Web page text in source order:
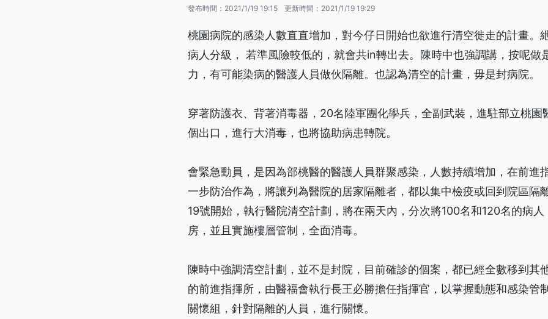
發布時間： 2021/1/19 19:15 更新時間： 2021/1/19 19:29
桃園病院的感染人數直直增加，對今仔日開始也欲進行清空徙走的計畫。
病人分級， 若準風險較低的，就會共in轉出去。陳時中也強調講，按呢做
力，有可能染病的醫護人員做伙隔離。也認為清空的計畫，毋是封病院。
穿著防護衣、背著消毒器，20名陸軍團化學兵，全副武裝，進駐部立桃園
個出口，進行大消毒，也將協助病患轉院。
會緊急動員，是因為部桃醫的醫護人員群聚感染，人數持續增加，在前進
一步防治作為，將讓列為醫院的居家隔離者，都以集中檢疫或回到院區隔
19號開始，執行醫院清空計劃，將在兩天內，分次將100名和120名的病
房，並且實施樓層管制，全面消毒。
陳時中強調清空計劃，並不是封院，目前確診的個案，都已經全數移到其
的前進指揮所，由醫福會執行長王必勝擔任指揮官，以掌握動態和感染管
關懷組，針對隔離的人員，進行關懷。